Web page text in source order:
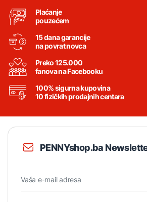
Plaćanje
pouzećem
15 dana garancije
na povrat novca
Preko 125.000
fanova na Facebooku
100% sigurna kupovina
10 fizičkih prodajnih centara
PENNYshop.ba